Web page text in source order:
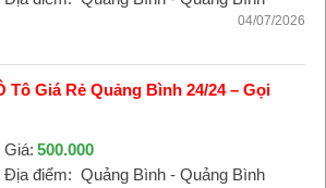
04/07/2026
Tô Giá Rẻ Quảng Bình 24/24 – Gọi
Giá: 500.000
Địa điểm: Quảng Bình - Quảng Bình